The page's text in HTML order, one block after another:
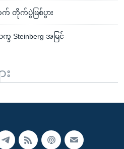
တိုက်ပွဲဖြစ်ပွား
ခ Steinberg အမြင်
း